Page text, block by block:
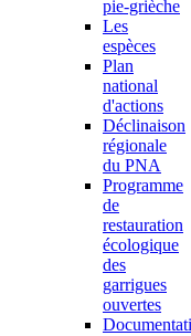
pie-grièche
Les
espèces
Plan
national
d'actions
Déclinaison
régionale
du PNA
Programme
de
restauration
écologique
des
garrigues
ouvertes